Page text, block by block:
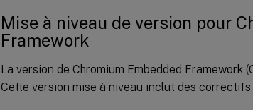
Mise à niveau de version pour
Framework
La version de Chromium Embedded Framework
Cette version mise à niveau inclut des